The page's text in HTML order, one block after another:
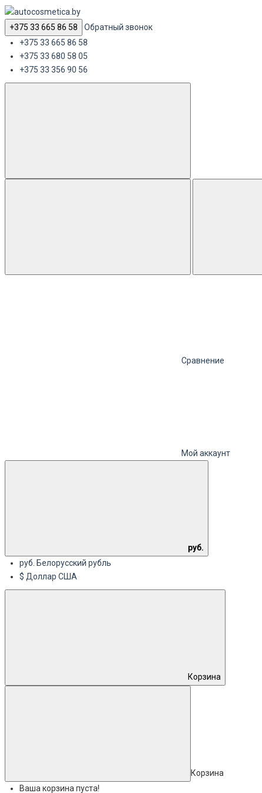
+375 33 665 86 58
Обратный звонок
+375 33 665 86 58
+375 33 680 58 05
+375 33 356 90 56
Сравнение
Мой аккаунт
руб.
руб. Белорусский рубль
$ Доллар США
Корзина
Корзина
Ваша корзина пуста!